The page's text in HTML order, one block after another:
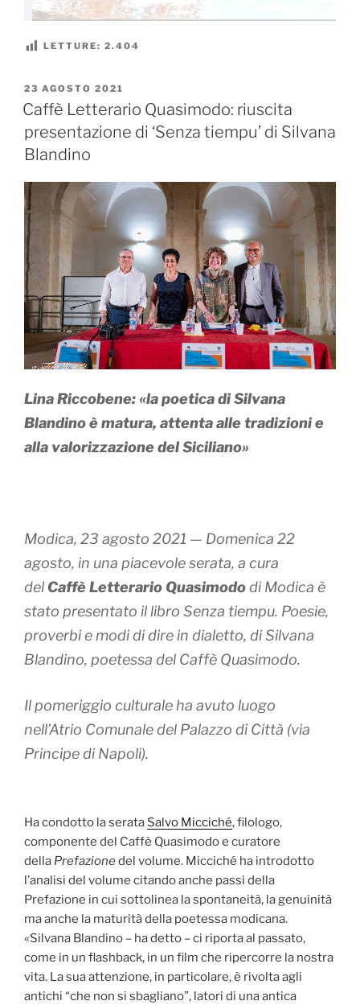
LETTURE: 2.404
PUBBLICATO
IL
23 AGOSTO 2021
Caffè Letterario Quasimodo: riuscita
presentazione di ‘Senza tiempu’ di Silvana
Blandino
Lina Riccobene: «la poetica diSilvana
Blandinoè matura, attenta alle tradizioni e
alla valorizzazione del Siciliano»
Modica, 23 agosto 2021 — Domenica 22
agosto, in una piacevole serata, a cura
del Caffè Letterario Quasimododi Modica è
stato presentato il libro Senza tiempu. Poesie,
proverbi e modi di dire in dialetto, di Silvana
Blandino, poetessa del Caffè Quasimodo.
Il pomeriggio culturale ha avuto luogo
nell’Atrio Comunale del Palazzo di Città (via
Principe di Napoli).
Ha condotto la serata Salvo Micciché, filologo,
componente del Caffè Quasimodo e curatore
della Prefazionedel volume. Micciché ha introdotto
l’analisi del volume citando anche passi della
Prefazione in cui sottolinea la spontaneità, la genuinità
ma anche la maturità della poetessa modicana.
«Silvana Blandino – ha detto – ci riporta al passato,
come in un flashback, in un film che ripercorre la nostra
vita. La sua attenzione, in particolare, è rivolta agli
antichi “che non si sbagliano”, latori di una antica